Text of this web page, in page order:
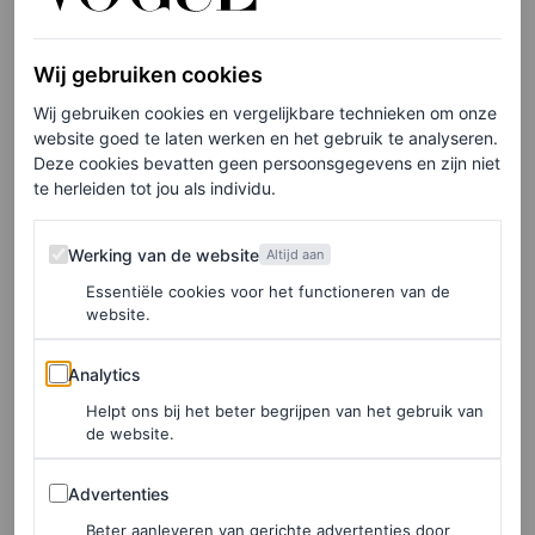
en het prima vindt om een ​​exotisch huisdier te hebben.
Ze heeft ooit een hamster gehad en zou er zo weer een
willen. Ze geeft geen fuck om auto’s. Ze pakt een worm
op. Ze is niet bang voor, bijvoorbeeld, insecten en
slangen”, vertelde Roan aan Cooper. Jammer voor mij,
als een schoolvoorbeeld van een wormenhater.
LEES OOK
Vivian Hoorn: ‘Is daten met een jongere
man de toekomst?’
VIVIAN HOORN
Haar haters van vroeger motiveren
Wij gebruiken cookies
Wij gebruiken cookies en vergelijkbare technieken om onze
website goed te laten werken en het gebruik te analyseren.
Deze cookies bevatten geen persoonsgegevens en zijn niet
te herleiden tot jou als individu.
Werking van de website
Werking van de website Altijd aan
Essentiële cookies voor het functioneren van de
website.
Analytics
Analytics
Helpt ons bij het beter begrijpen van het gebruik van
de website.
Advertenties
Advertenties
Beter aanleveren van gerichte advertenties door